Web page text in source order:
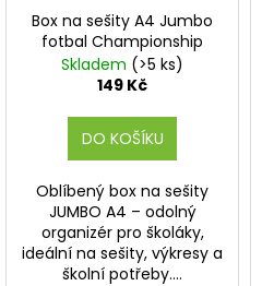
Box na sešity A4 Jumbo
fotbal Championship
Skladem (>5 ks)
149 Kč
DO KOŠÍKU
Oblíbený box na sešity
JUMBO A4 – odolný
organizér pro školáky,
ideální na sešity, výkresy a
školní potřeby....